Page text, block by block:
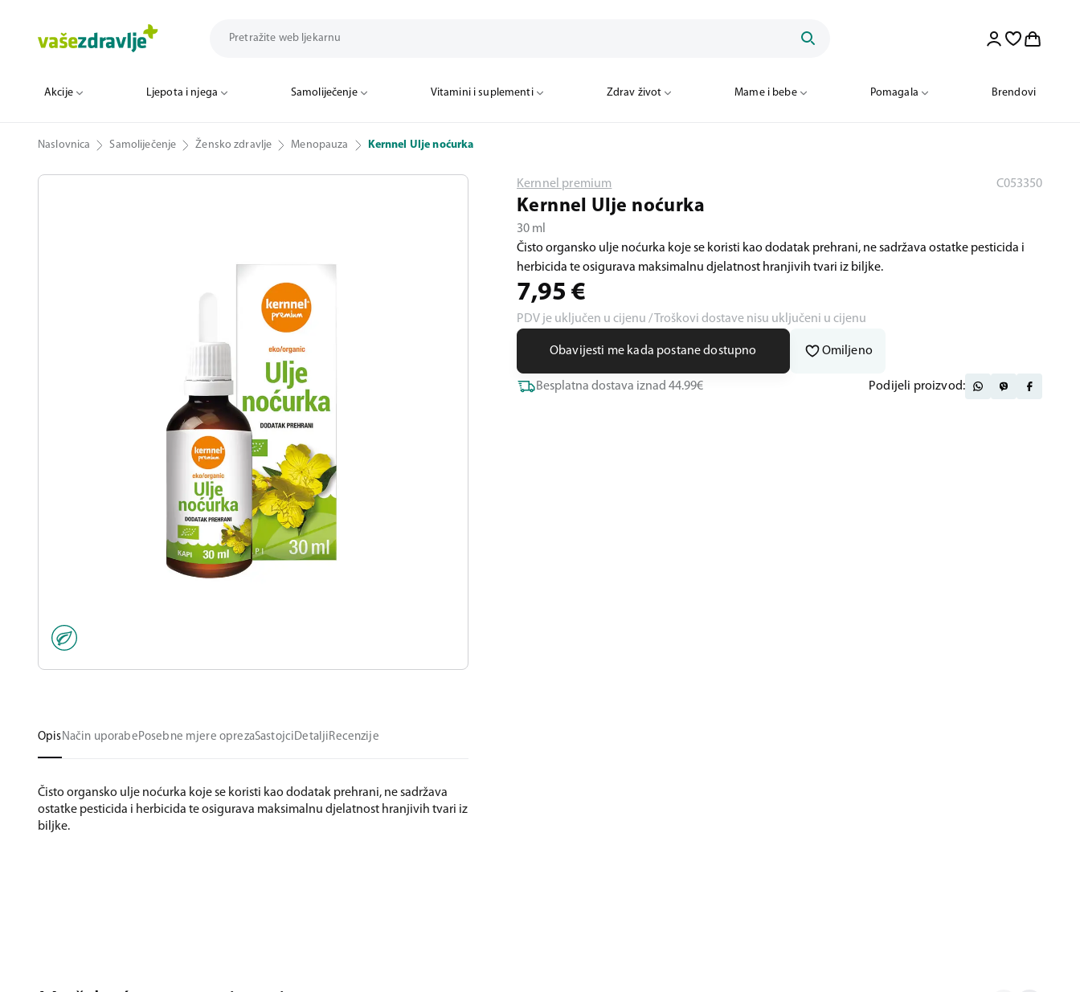
Akcije Ljepota i njega Samoliječenje Vitamini i suplementi Zdrav život Mame i bebe Pomagala Brendovi
Naslovnica Samoliječenje Žensko zdravlje Menopauza Kernnel Ulje noćurka
OpisNačin uporabePosebne mjere oprezaSastojciDetaljiRecenzije
Čisto organsko ulje noćurka koje se koristi kao dodatak prehrani, ne sadržava
ostatke pesticida i herbicida te osigurava maksimalnu djelatnost hranjivih tvari iz
biljke.
Kernnel premium C053350
Kernnel Ulje noćurka
30 ml
Čisto organsko ulje noćurka koje se koristi kao dodatak prehrani, ne sadržava ostatke pesticida i
herbicida te osigurava maksimalnu djelatnost hranjivih tvari iz biljke.
7,95 €
PDV je uključen u cijenu / Troškovi dostave nisu uključeni u cijenu
Obavijesti me kada postane dostupno Omiljeno
Besplatna dostava iznad 44.99€ Podijeli proizvod: